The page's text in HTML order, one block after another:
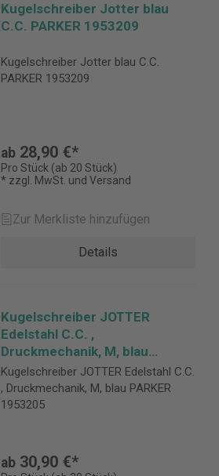
Kugelschreiber Jotter blau
C.C. PARKER 1953209
Kugelschreiber Jotter blau C.C.
PARKER 1953209
ab 28,90 €*
Pro Stück (ab 20 Stück)
* zzgl. MwSt. und Versand
Zur Merkliste hinzufügen
Details
Kugelschreiber JOTTER
Edelstahl C.C. ,
Druckmechanik, M, blau
PARKER 1953205
Kugelschreiber JOTTER Edelstahl C.C.
, Druckmechanik, M, blau PARKER
1953205
ab 30,90 €*